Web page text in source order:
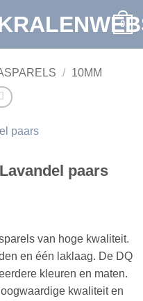
0
/ 10MM
paars
van hoge kwaliteit.
en één laklaag. De DQ
kleuren en maten.
kwaliteit en